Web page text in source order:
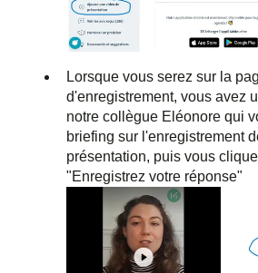
Lorsque vous serez sur la
d'enregistrement, vous avez
notre collègue Eléonore qui
briefing sur l'enregistrement
présentation, puis vous
"Enregistrez votre réponse"